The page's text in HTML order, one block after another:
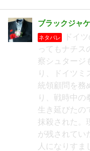
ブラックジャ
ネタバレ
ドイ
ってもナチス
察シュタージ
り、ドイツミ
統領顧問を務
り、戦時中の
生き延びたの
抹殺された。
が残されてい
人になりすま